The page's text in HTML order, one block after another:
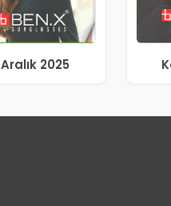
Aralık 2025